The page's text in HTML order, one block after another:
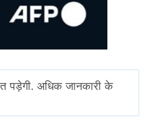
पड़ेगी. अधिक जानकारी के